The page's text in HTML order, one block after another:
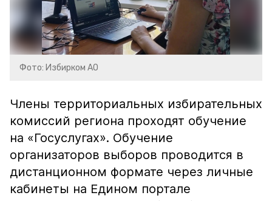
Фото: Избирком АО
Члены территориальных избирательных
комиссий региона проходят обучение
на «Госуслугах». Обучение
организаторов выборов проводится в
дистанционном формате через личные
кабинеты на Едином портале